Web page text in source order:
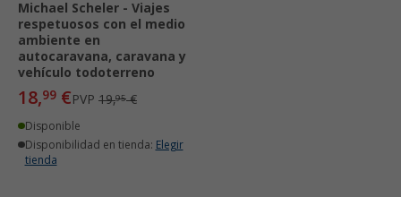
Michael Scheler - Viajes
respetuosos con el medio
ambiente en
autocaravana, caravana y
vehículo todoterreno
18,99 €PVP 19,95€
Disponible
Disponibilidad en tienda: Elegir
tienda